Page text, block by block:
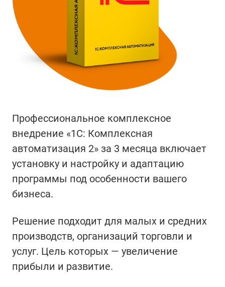
Профессиональное комплексное
внедрение «1С: Комплексная
автоматизация 2» за 3 месяца включает
установку и настройку и адаптацию
программы под особенности вашего
бизнеса.
Решение подходит для малых и средних
производств, организаций торговли и
услуг. Цель которых — увеличение
прибыли и развитие.